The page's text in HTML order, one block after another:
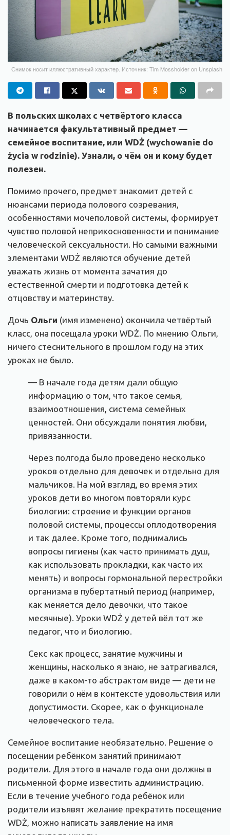
Снимок носит иллюстративный характер. Источник: Tim Mossholder on Unsplash
В польских школах с четвёртого класса
начинается факультативный предмет —
семейное воспитание, или WDŻ (wychowanie do
życia w rodzinie). Узнали, о чём он и кому будет
полезен.
Помимо прочего, предмет знакомит детей с
нюансами периода полового созревания,
особенностями мочеполовой системы, формирует
чувство половой неприкосновенности и понимание
человеческой сексуальности. Но самыми важными
элементами WDŻ являются обучение детей
уважать жизнь от момента зачатия до
естественной смерти и подготовка детей к
отцовству и материнству.
Дочь Ольги (имя изменено) окончила четвёртый
класс, она посещала уроки WDŻ. По мнению Ольги,
ничего стеснительного в прошлом году на этих
уроках не было.
— В начале года детям дали общую
информацию о том, что такое семья,
взаимоотношения, система семейных
ценностей. Они обсуждали понятия любви,
привязанности.
Через полгода было проведено несколько
уроков отдельно для девочек и отдельно для
мальчиков. На мой взгляд, во время этих
уроков дети во многом повторяли курс
биологии: строение и функции органов
половой системы, процессы оплодотворения
и так далее. Кроме того, поднимались
вопросы гигиены (как часто принимать душ,
как использовать прокладки, как часто их
менять) и вопросы гормональной перестройки
организма в пубертатный период (например,
как меняется дело девочки, что такое
месячные). Уроки WDŻ у детей вёл тот же
педагог, что и биологию.
Секс как процесс, занятие мужчины и
женщины, насколько я знаю, не затрагивался,
даже в каком-то абстрактом виде — дети не
говорили о нём в контексте удовольствия или
допустимости. Скорее, как о функционале
человеческого тела.
Семейное воспитание необязательно. Решение о
посещении ребёнком занятий принимают
родители. Для этого в начале года они должны в
письменной форме известить администрацию.
Если в течение учебного года ребёнок или
родители изъявят желание прекратить посещение
WDŻ, можно написать заявление на имя